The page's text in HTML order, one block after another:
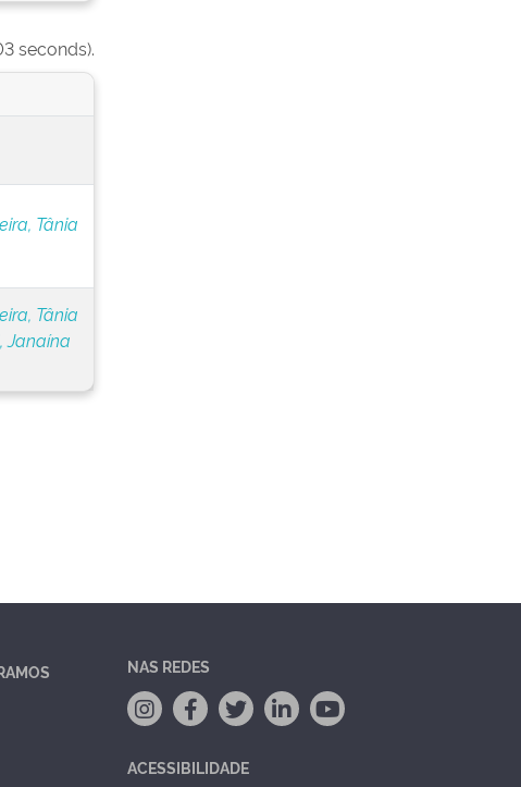
seconds).
Tânia
Tânia
Janaína
NAS REDES
ACESSIBILIDADE